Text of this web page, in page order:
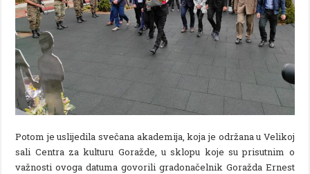
Potom je uslijedila svečana akademija, koja je održana u Velikoj
sali Centra za kulturu Goražde, u sklopu koje su prisutnim o
važnosti ovoga datuma govorili gradonačelnik Goražda Ernest